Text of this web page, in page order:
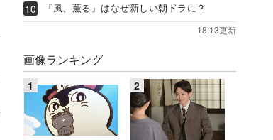
『風、薫る』はなぜ新しい朝ドラに？
18:13更新
画像ランキング